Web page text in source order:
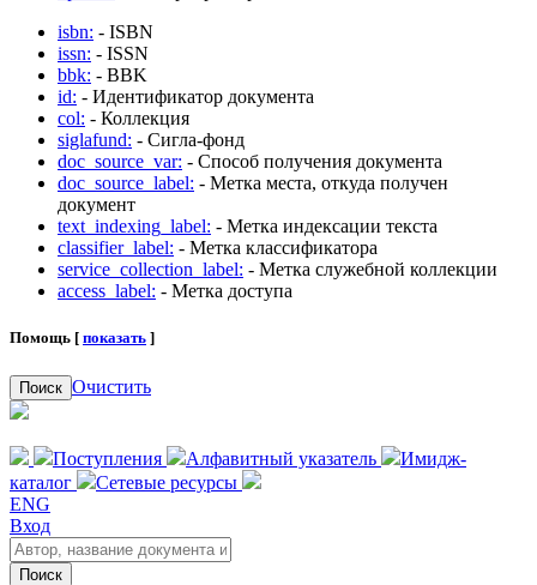
isbn: - ISBN
issn: - ISSN
bbk: - BBK
id: - Идентификатор документа
col: - Коллекция
siglafund: - Сигла-фонд
doc_source_var: - Способ получения документа
doc_source_label: - Метка места, откуда получен
документ
text_indexing_label: - Метка индексации текста
classifier_label: - Метка классификатора
service_collection_label: - Метка служебной коллекции
access_label: - Метка доступа
Помощь [ показать ]
Поиск Очистить
Поступления Алфавитный указатель
Имидж-
каталог
Сетевые ресурсы
ENG
Вход
Поиск